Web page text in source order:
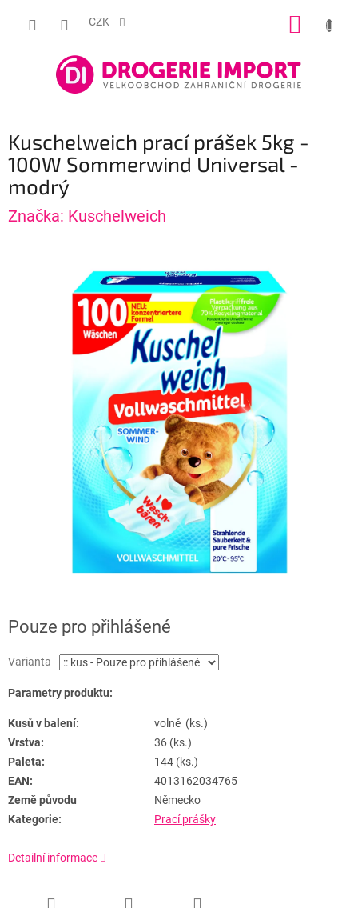
CZK
Kuschelweich prací prášek 5kg -
100W Sommerwind Universal -
modrý
Značka: Kuschelweich
Pouze pro přihlášené
Varianta
Parametry produktu:
Kusů v balení:
volně (ks.)
Vrstva:
36 (ks.)
Paleta:
144 (ks.)
EAN:
4013162034765
Země původu
Německo
Kategorie:
Prací prášky
Detailní informace